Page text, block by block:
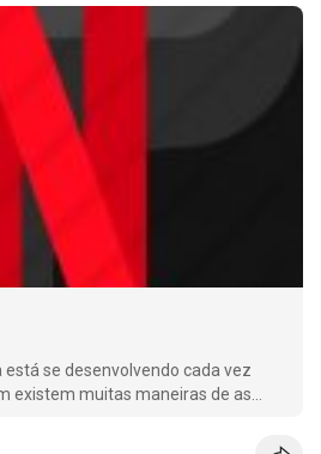
está se desenvolvendo cada vez
existem muitas maneiras de as
das maneiras populares de se
os jogos de ação que têm o